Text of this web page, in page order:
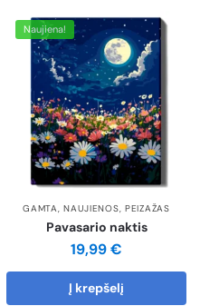
Naujiena!
GAMTA,NAUJIENOS, PEIZAŽAS
Pavasario naktis
19,99€
Į krepšelį